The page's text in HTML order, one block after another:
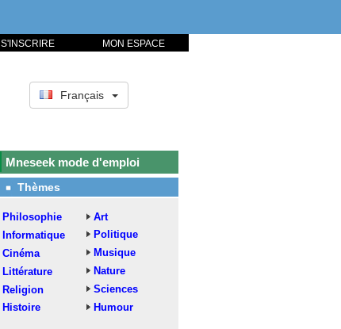
MON ESPACE
S'INSCRIRE
Français
Mneseek mode d'emploi
Thèmes
Philosophie
Informatique
Cinéma
Littérature
Religion
Histoire
Art
Politique
Musique
Nature
Sciences
Humour